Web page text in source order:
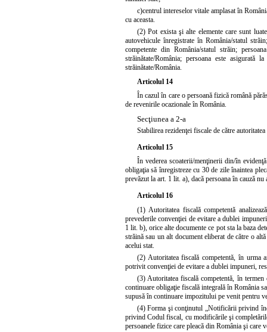
c)centrul intereselor vitale amplasat în
cu aceasta.
(2) Pot exista şi alte elemente care sunt
autovehicule înregistrate în România/statul
competente din România/statul străin;
străinătate/România; persoana este
străinătate/România.
Articolul 14
În cazul în care o persoană fizică română
de revenirile ocazionale în România.
Secţiunea a 2-a
Stabilirea rezidenţei fiscale de către
Articolul 15
În vederea scoaterii/menţinerii din/în
obligaţia să înregistreze cu 30 de zile înaintea
prevăzut la art. 1 lit. a), dacă persoana în cauză
Articolul 16
(1) Autoritatea fiscală competentă
prevederile convenţiei de evitare a dublei
1 lit. b), orice alte documente ce pot sta la baza
străină sau un alt document eliberat de către o
acelui stat.
(2) Autoritatea fiscală competentă, în urma
potrivit convenţiei de evitare a dublei impuneri,
(3) Autoritatea fiscală competentă, în
continuare obligaţie fiscală integrală în România
supusă în continuare impozitului pe venit pentru
(4) Forma şi conţinutul „Notificării privind
privindCodul fiscal, cu modificările şi
persoanele fizice care pleacă din România şi care